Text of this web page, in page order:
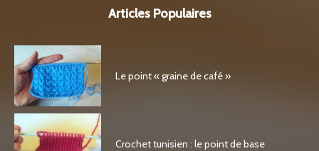
Articles Populaires
Le point « graine de café »
Crochet tunisien : le point de base